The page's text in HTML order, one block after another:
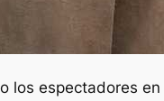
los espectadores